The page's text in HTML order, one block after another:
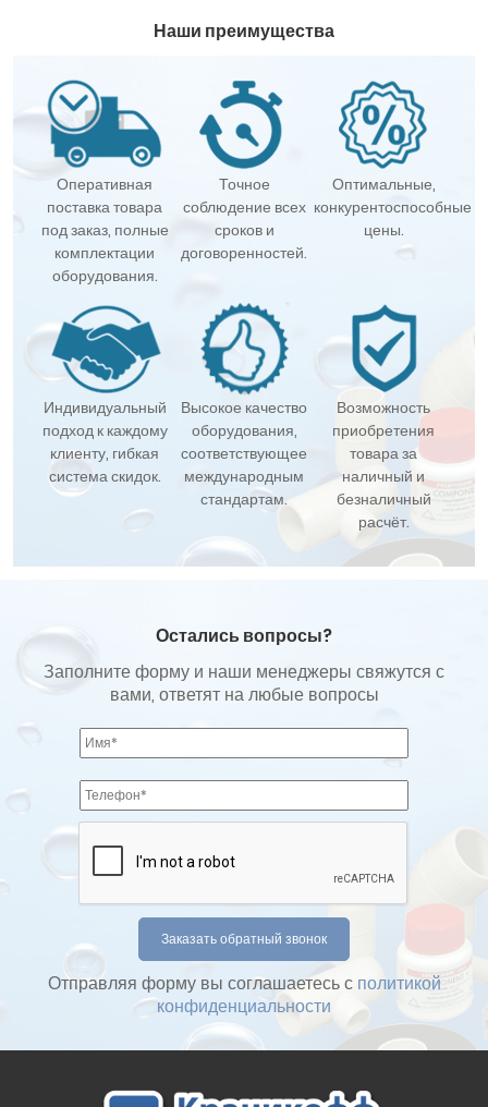
Наши преимущества
Оперативная
поставка товара
под заказ, полные
комплектации
оборудования.
Точное
соблюдение всех
сроков и
договоренностей.
Оптимальные,
конкурентоспособные
цены.
Индивидуальный
подход к каждому
клиенту, гибкая
система скидок.
Высокое качество
оборудования,
соответствующее
международным
стандартам.
Возможность
приобретения
товара за
наличный и
безналичный
расчёт.
Остались вопросы?
Заполните форму и наши менеджеры свяжутся с
вами, ответят на любые вопросы
Отправляя форму вы соглашаетесь с политикой
конфиденциальности